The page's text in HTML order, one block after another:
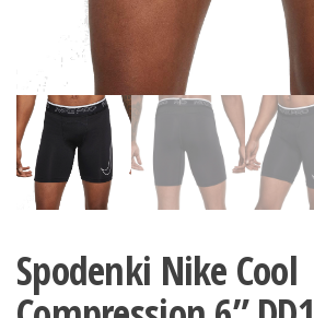
Spodenki Nike Cool